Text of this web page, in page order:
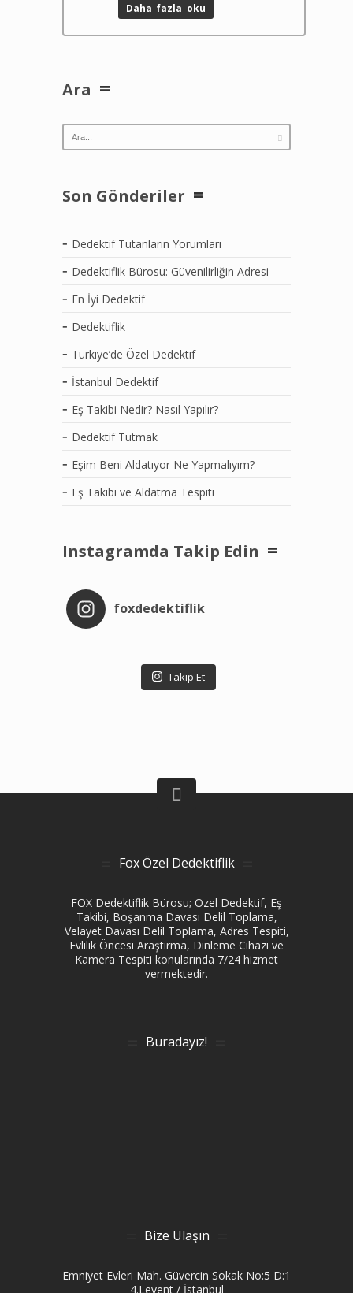
Daha fazla oku
Ara
Son Gönderiler
Dedektif Tutanların Yorumları
Dedektiflik Bürosu: Güvenilirliğin Adresi
En İyi Dedektif
Dedektiflik
Türkiye’de Özel Dedektif
İstanbul Dedektif
Eş Takibi Nedir? Nasıl Yapılır?
Dedektif Tutmak
Eşim Beni Aldatıyor Ne Yapmalıyım?
Eş Takibi ve Aldatma Tespiti
Instagramda Takip Edin
foxdedektiflik
Takip Et
Fox Özel Dedektiflik
FOX Dedektiflik Bürosu; Özel Dedektif, Eş
Takibi, Boşanma Davası Delil Toplama,
Velayet Davası Delil Toplama, Adres Tespiti,
Evlilik Öncesi Araştırma, Dinleme Cihazı ve
Kamera Tespiti konularında 7/24 hizmet
vermektedir.
Buradayız!
Bize Ulaşın
Emniyet Evleri Mah. Güvercin Sokak No:5 D:1
4.Levent / İstanbul